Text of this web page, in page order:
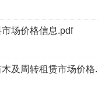
场价格信息.pdf
及周转租赁市场价格.